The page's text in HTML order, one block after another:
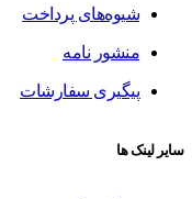
شیوه‌های پرداخت
منشور نامه
پیگیری سفارشات
سایر لینک ها